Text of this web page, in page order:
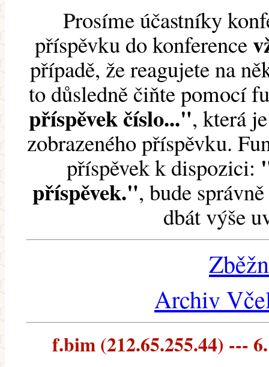
Prosíme účastníky
příspěvku do konference
případě, že reagujete na
to důsledně čiňte pomocí
příspěvek číslo...", která
zobrazeného příspěvku.
příspěvek k dispozici:
příspěvek.", bude
dbát výše
Archiv
f.bim (212.65.255.44) ---